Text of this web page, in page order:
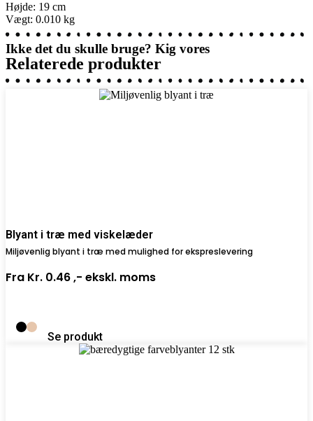
Højde: 19 cm
Vægt: 0.010 kg
Ikke det du skulle bruge? Kig vores
Relaterede produkter
Blyant i træ med viskelæder
Miljøvenlig blyant i træ med mulighed for ekspreslevering
Fra Kr. 0.46 ,- ekskl. moms
Se produkt